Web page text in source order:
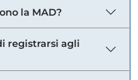
la MAD?
registrarsi agli